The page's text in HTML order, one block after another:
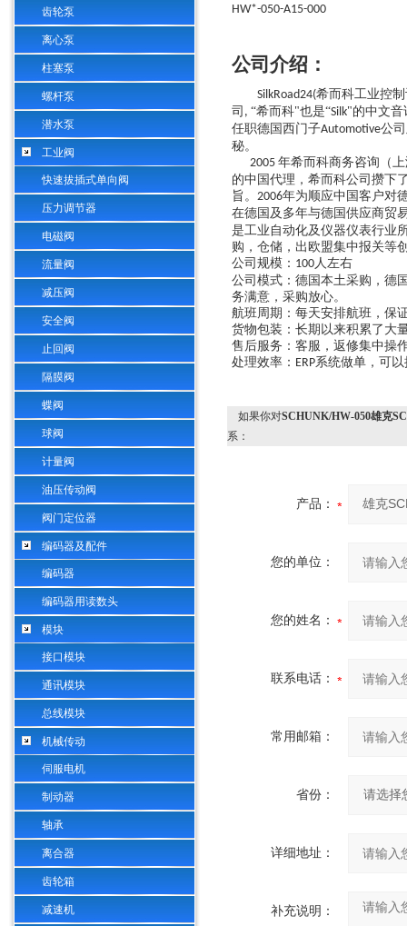
齿轮泵
离心泵
柱塞泵
螺杆泵
潜水泵
工业阀
快速拔插式单向阀
压力调节器
电磁阀
流量阀
减压阀
安全阀
止回阀
隔膜阀
蝶阀
球阀
计量阀
油压传动阀
阀门定位器
编码器及配件
编码器
编码器用读数头
模块
接口模块
通讯模块
总线模块
机械传动
伺服电机
制动器
轴承
离合器
齿轮箱
减速机
HW*-050-A15-000
公司介绍：
SilkRoad24(希而科工业控
司 , “希而科"也是“Silk"的中文音
任职德国西门子Automotive公
秘。
2005 年希而科商务咨询（
的中国代理，希而科公司攒下
旨。 2006年为顺应中国客户对
在德国及多年与德国供应商贸
是工业自动化及仪器仪表行业
购，仓储，出欧盟集中报关等
公司规模： 100人左右
公司模式：德国本土采购，德
务满意，采购放心。
航班周期：每天安排航班，保
货物包装：长期以来积累了大
售后服务：客服，返修集中操
处理效率： ERP系统做单，可
如果你对SCHUNK/HW-050雄克
系：
产品：
您的单位：
您的姓名：
联系电话：
常用邮箱：
省份：
详细地址：
补充说明：